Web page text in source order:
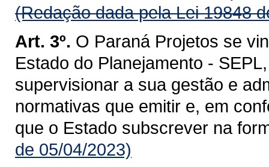
(Redação dada pela Lei 19848
Art. 3º. O Paraná Projetos se
Estado do Planejamento -
supervisionar a sua gestão e
normativas que emitir e, em
que o Estado subscrever na
de 05/04/2023)